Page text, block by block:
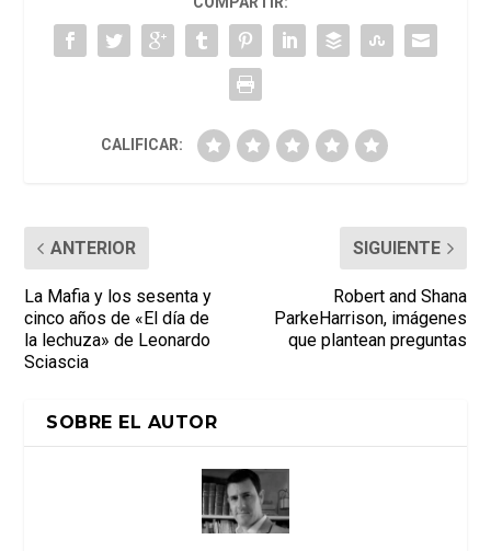
CALIFICAR:
ANTERIOR
La Mafia y los sesenta y
cinco años de «El día de
la lechuza» de Leonardo
Sciascia
SIGUIENTE
Robert and Shana
ParkeHarrison, imágenes
que plantean preguntas
SOBRE EL AUTOR